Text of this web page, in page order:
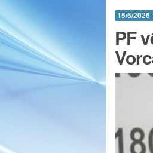
15/6/2026
PF